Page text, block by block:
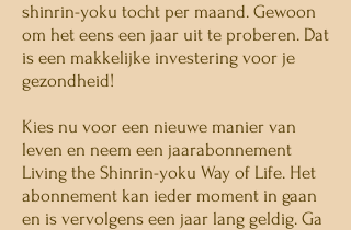
shinrin-yoku tocht per maand. Gewoon
om het eens een jaar uit te proberen. Dat
is een makkelijke investering voor je
gezondheid!
Kies nu voor een nieuwe manier van
leven en neem een jaarabonnement
Living the Shinrin-yoku Way of Life. Het
abonnement kan ieder moment in gaan
en is vervolgens een jaar lang geldig. Ga